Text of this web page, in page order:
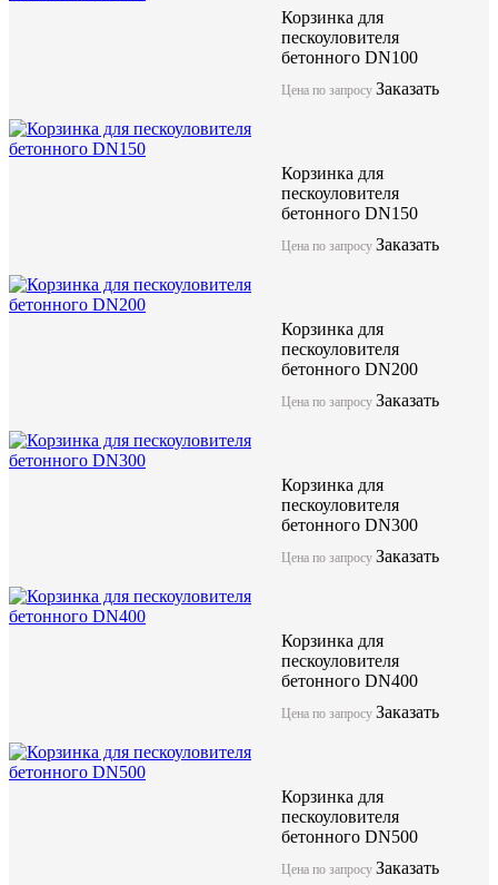
Компания ЖБИ "КубаньСпецБетон" предлагает лоток
решетками (класс нагрузки от А15 до F900) может
нагрузки до F900. Имеет длинну 1000мм и качественные
Данные изделия изготоавливаются по технологии
Корзинка для
пескоуловителя
бетонного DN100
Цена по запросуЗаказать
Корзинка для
пескоуловителя
бетонного DN150
Цена по запросуЗаказать
Корзинка для
пескоуловителя
бетонного DN200
Цена по запросуЗаказать
Корзинка для
пескоуловителя
бетонного DN300
Цена по запросуЗаказать
Корзинка для
пескоуловителя
бетонного DN400
Цена по запросуЗаказать
Корзинка для
пескоуловителя
бетонного DN500
Цена по запросуЗаказать